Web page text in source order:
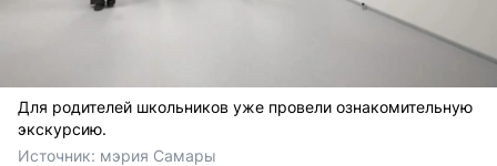
Для родителей школьников уже провели ознакомительную
экскурсию.
Источник: мэрия Самары